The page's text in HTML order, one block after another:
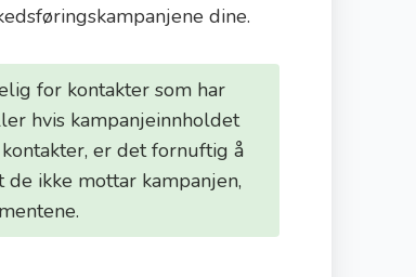
dine.
for kontakter som har
hvis kampanjeinnholdet
er det fornuftig å
ikke mottar kampanjen,